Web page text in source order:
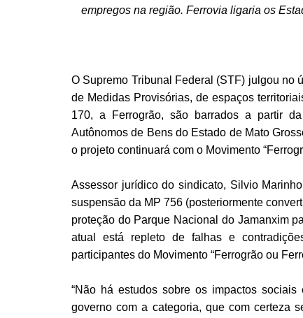
empregos na região. Ferrovia ligaria os
O Supremo Tribunal Federal (STF) julgou no
de Medidas Provisórias, de espaços
170, a Ferrogrão, são barrados a partir
Autônomos de Bens do Estado de Mato
o projeto continuará com o Movimento
Assessor jurídico do sindicato, Silvio
suspensão da MP 756 (posteriormente
proteção do Parque Nacional do Jamanxim
atual está repleto de falhas e
participantes do Movimento “Ferrogrão ou
“Não há estudos sobre os impactos
governo com a categoria, que com certeza